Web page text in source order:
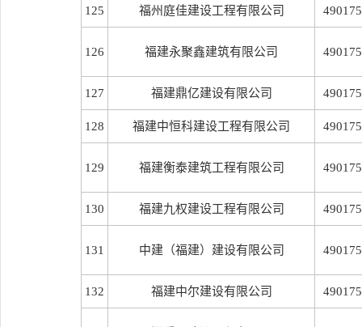
125 福州庭佳建设工程有限公司
126 福建永聚鑫建筑有限公司
127 福建鼎亿建设有限公司
128 福建中恒科建设工程有限公司
129 福建衡泰建筑工程有限公司
130 福建九权建设工程有限公司
131 中建（福建）建设有限公司
132 福建中尔建设有限公司